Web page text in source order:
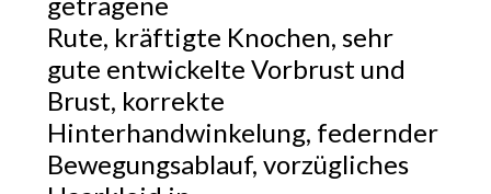
Rute, kräftigte Knochen, sehr
gute entwickelte Vorbrust und
Brust, korrekte
Hinterhandwinkelung, federnder
Bewegungsablauf, vorzügliches